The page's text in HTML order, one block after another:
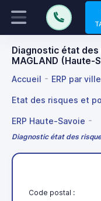
Diagnostic état
MAGLAND (Haute-
Accueil ERP par ville
Etat des risques et
ERP Haute-Savoie
Diagnostic état des
Code postal :